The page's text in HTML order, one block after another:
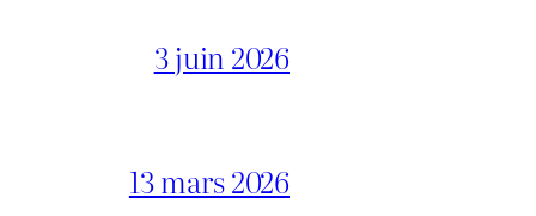
3 juin 2026
13 mars 2026